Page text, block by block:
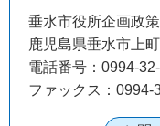
垂水市役所企画政
鹿児島県垂水市上
電話番号：0994-
ファックス：0994-